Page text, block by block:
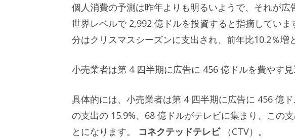
個人消費の予測は昨年よりも明るいようで、それが
世界レベルで 2,992 億ドルを投資すると指摘していま
分はクリスマスシーズンに支出され、前年比10.2％増
小売業者は第 4 四半期に広告に 456 億ドルを費やす
具体的には、小売業者は第 4 四半期に広告に 456 億
の支出の 15.9%、68 億ドルがテレビに集まり、この
とになります。
コネクテッドテレビ（CTV）。